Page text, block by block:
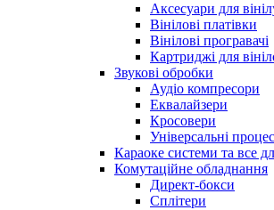
Аксесуари для
Вінілові платівки
Вінілові програвачі
Картриджі для
Звукові обробки
Аудіо компресори
Еквалайзери
Кросовери
Універсальні
Караоке системи та все
Комутаційне обладнання
Директ-бокси
Сплітери